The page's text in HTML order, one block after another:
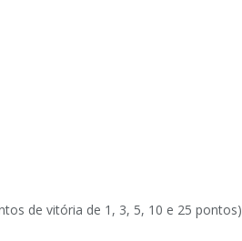
de vitória de 1, 3, 5, 10 e 25 pontos)